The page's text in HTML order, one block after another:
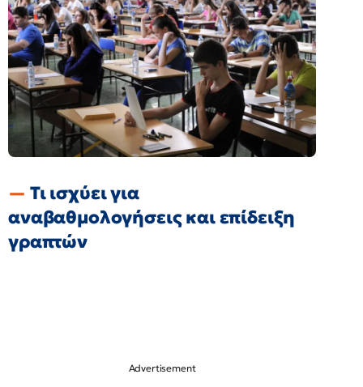
Τι ισχύει για
αναβαθμολογήσεις και επίδειξη
γραπτών